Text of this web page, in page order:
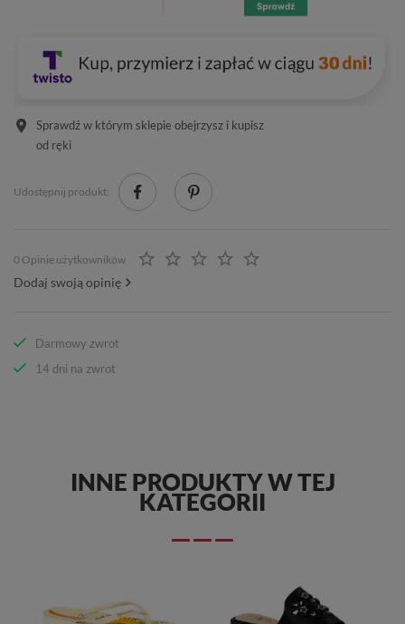
Sprawdź w którym sklepie obejrzysz i kupisz
od ręki
Udostępnij produkt:
0 Opinie użytkowników
Dodaj swoją opinię
Darmowy zwrot
14 dni na zwrot
INNE PRODUKTY W TEJ
KATEGORII